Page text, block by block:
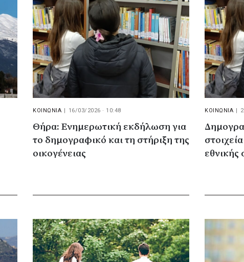
ΚΟΙΝΩΝΙΑ | 16/03/2026 · 10:48
Θήρα: Ενημερωτική εκδήλωση για
το δημογραφικό και τη στήριξη της
οικογένειας
ΚΟΙΝΩΝΙΑ |
εθνικής